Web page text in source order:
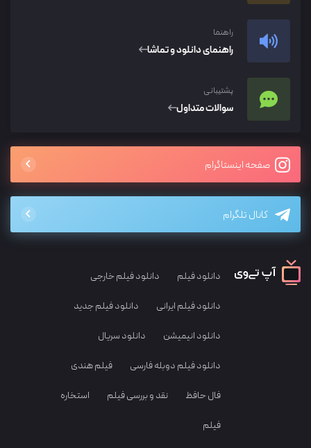
راهنما
راهنمای دانلود و تماشا
پشتیبانی
سوالات متداول
صفحه اینستاگرام
کانال تلگرام
دانلود فیلم دانلود فیلم خارجی
دانلود فیلم ایرانی دانلود فیلم جدید
دانلود انیمیشن دانلود سریال
دانلود فیلم دوبله فارسی فیلم هندی
فال حافظ نقد و بررسی فیلم استخاره
فیلم